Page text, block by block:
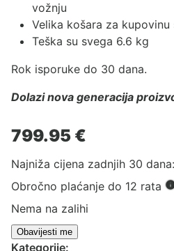
vožnju
Velika košara za
Teška su svega 6.6 kg
Rok isporuke do 30 dana.
Dolazi nova generacija
799.95 €
Najniža cijena zadnjih 30 dana:
Obročno plaćanje do 12 rata
Nema na zalihi
Kategorije: